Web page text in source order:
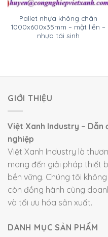
Pallet nhựa không chân
1000x600x35mm – mặt liền –
nhựa tái sinh
GIỚI THIỆU
Việt Xanh Industry –
nghiệp
Việt Xanh Industry là
mang đến giải pháp thiết
bền vững. Chúng tôi
còn đồng hành cùng
và tối ưu hóa sản xuất.
DANH MỤC SẢN PHẨM